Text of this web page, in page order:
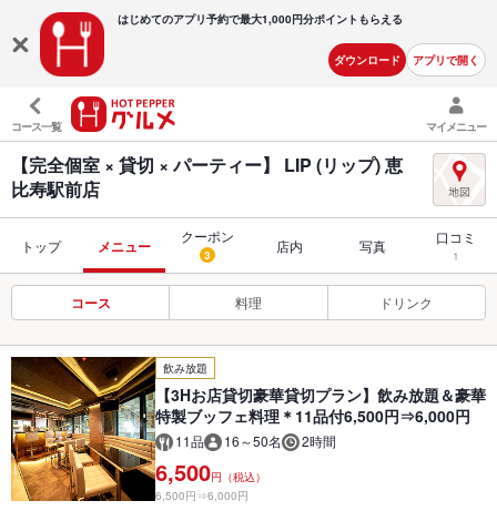
はじめてのアプリ予約で最大1,000円分ポイントもらえる
ダウンロード アプリで開く
コース一覧 マイメニュー
【完全個室 × 貸切 × パーティー】 LIP (リップ) 恵
比寿駅前店
トップ メニュー
クーポン
3 店内 写真 口コミ
1
コース 料理 ドリンク
飲み放題
【3Hお店貸切豪華貸切プラン】飲み放題＆豪華
特製ブッフェ料理＊11品付6,500円⇒6,000円
11品 16～50名 2時間
6,500円（税込）
6,500円⇒6,000円